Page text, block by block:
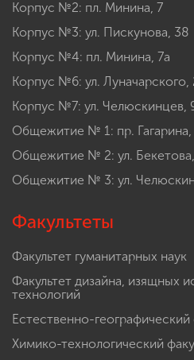
Корпус №2: пл. Минина, 7
Корпус №3: ул. Пискунова, 38
Корпус №4: пл. Минина, 7а
Корпус №6: ул. Луначарского,
Корпус №7: ул. Челюскинцев,
Общежитие № 1: пр. Гагарина,
Общежитие № 2: ул.
Общежитие № 3: ул.
Факультеты
Факультет гуманитарных наук
Факультет дизайна, изящных
технологий
Естественно-географический
Химико-технологический